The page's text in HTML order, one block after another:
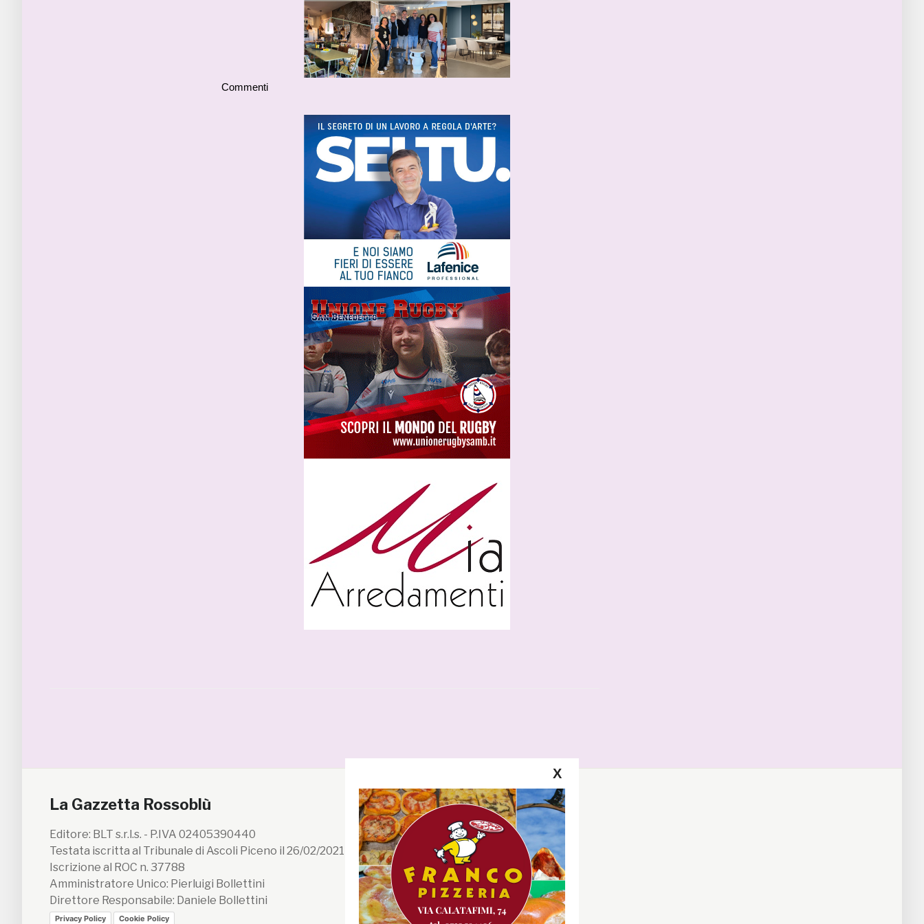
Commenti
La Gazzetta Rossoblù
Editore: BLT s.r.l.s. - P.IVA 02405390440
Testata iscritta al Tribunale di Ascoli Piceno il 26/02/2021 n. 199/2021
Iscrizione al ROC n. 37788
Amministratore Unico: Pierluigi Bollettini
Direttore Responsabile: Daniele Bollettini
Privacy Policy Cookie Policy
Segui la GRB
Facebook
Instagram
Twitter
X